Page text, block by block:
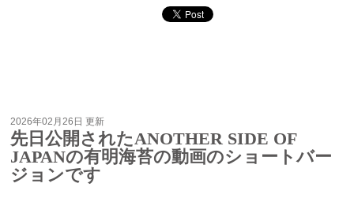
2026年02月26日 更新
先日公開されたANOTHER SIDE OF
JAPANの有明海苔の動画のショートバー
ジョンです